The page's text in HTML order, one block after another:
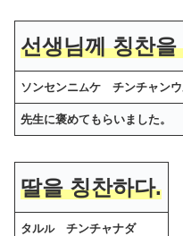
선생님께 칭찬
ソンセンニムケ チンチャンウ
先生に褒めてもらいました。
딸을 칭찬하다.
タルルチンチャナダ